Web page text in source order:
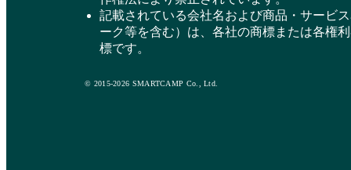
記載されている会社名および商品・サービ
ーク等を含む）は、各社の商標または各権
標です。
© 2015-2026 SMARTCAMP Co., Ltd.